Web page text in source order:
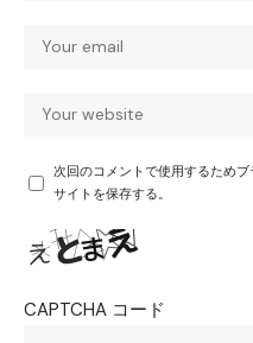
次回のコメントで使用するためブ
サイトを保存する。
CAPTCHA コード